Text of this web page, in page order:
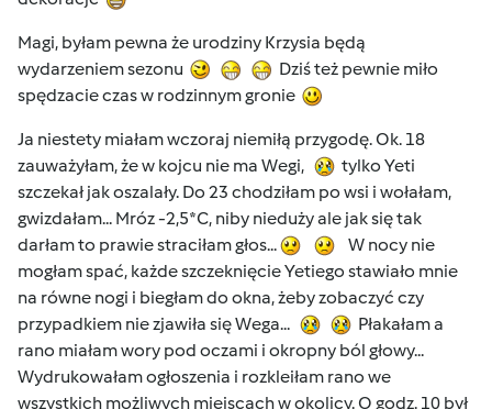
Magi, byłam pewna że urodziny Krzysia będą
wydarzeniem sezonu
Dziś też pewnie miło
spędzacie czas w rodzinnym gronie
Ja niestety miałam wczoraj niemiłą przygodę. Ok. 18
zauważyłam, że w kojcu nie ma Wegi,
tylko Yeti
szczekał jak oszalały. Do 23 chodziłam po wsi i wołałam,
gwizdałam... Mróz -2,5*C, niby nieduży ale jak się tak
darłam to prawie straciłam głos...
W nocy nie
mogłam spać, każde szczeknięcie Yetiego stawiało mnie
na równe nogi i biegłam do okna, żeby zobaczyć czy
przypadkiem nie zjawiła się Wega...
Płakałam a
rano miałam wory pod oczami i okropny ból głowy...
Wydrukowałam ogłoszenia i rozkleiłam rano we
wszystkich możliwych miejscach w okolicy. O godz. 10 był